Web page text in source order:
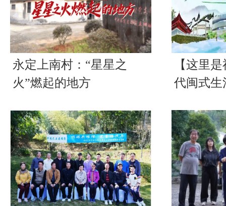
永定上南村：“星星之
火”燃起的地方
【这里
代闽式生